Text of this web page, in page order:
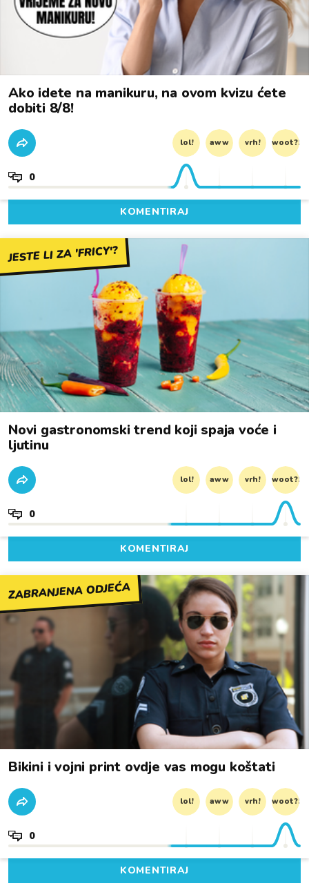
Ako idete na manikuru, na ovom kvizu ćete
dobiti 8/8!
lol! aww vrh! woot?!
0
KOMENTIRAJ
JESTE LI ZA 'FRICY'?
Novi gastronomski trend koji spaja voće i
ljutinu
lol! aww vrh! woot?!
0
KOMENTIRAJ
ZABRANJENA ODJEĆA
Bikini i vojni print ovdje vas mogu koštati
lol! aww vrh! woot?!
0
KOMENTIRAJ